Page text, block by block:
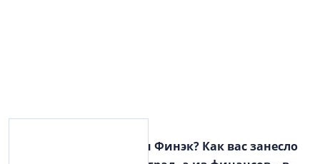
Вы ведь заканчивали Финэк? Как вас занесло